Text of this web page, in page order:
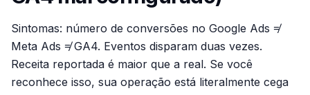
Sintomas: número de conversões no Google Ads ≠
Meta Ads ≠ GA4. Eventos disparam duas vezes.
Receita reportada é maior que a real. Se você
reconhece isso, sua operação está literalmente cega